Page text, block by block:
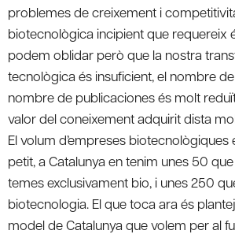
problemes de creixement i
biotecnològica incipient que requereix
podem oblidar però que la nostra
tecnològica és insuficient, el nombre
nombre de publicaciones és molt
valor del coneixement adquirit dista
El volum d’empreses
petit, a Catalunya en tenim unes 50
temes exclusivament bio, i unes 250
biotecnologia. El que toca ara és
model de Catalunya que volem per al